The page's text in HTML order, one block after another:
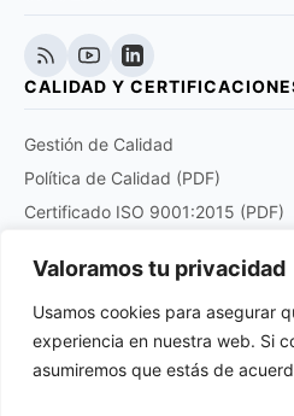
Valoramos tu privacidad
Usamos cookies para asegurar
experiencia en nuestra web. Si
asumiremos que estás de
CALIDAD Y
Gestión de Calidad
Política de Calidad (PDF)
Certificado ISO 9001:2015 (PDF)
Certificado DOCUPLUS S&I (PDF)
Purchase order quality
aerospace products